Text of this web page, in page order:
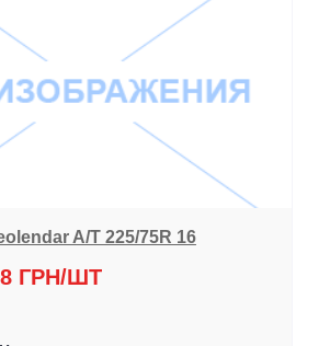
A/T 225/75R 16
ГРН/ШТ